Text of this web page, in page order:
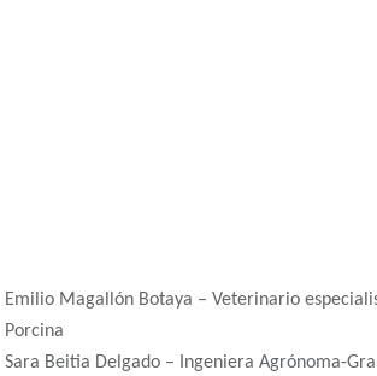
Emilio Magallón Botaya – Veterinario
Porcina
Sara Beitia Delgado – Ingeniera Agrónoma-